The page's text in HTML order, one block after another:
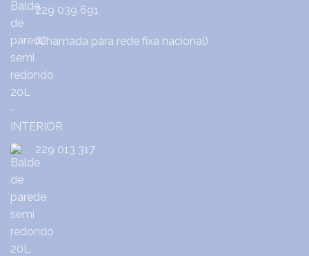
229 039 691
(Chamada para rede fixa nacional)
229 013 317